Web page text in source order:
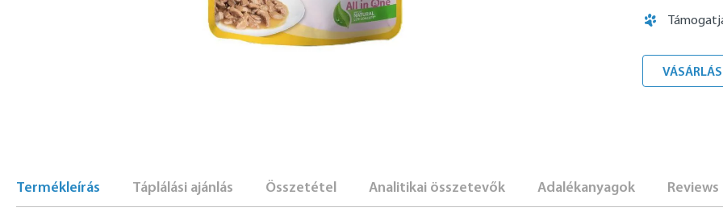
Termékleírás Táplálási ajánlás Összetétel Analitikai összetevők Adalékanyagok Reviews